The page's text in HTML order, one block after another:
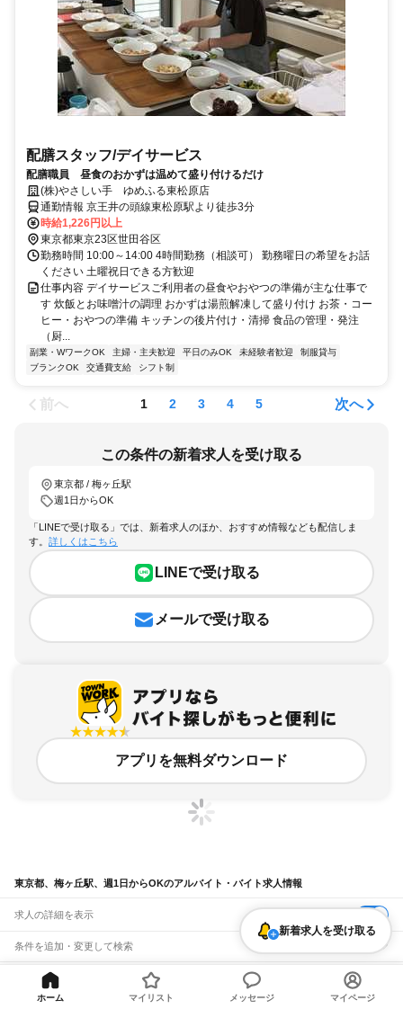
配膳スタッフ/デイサービス
配膳職員 昼食のおかずは温めて盛り付けるだけ
(株)やさしい手 ゆめふる東松原店
通勤情報 京王井の頭線東松原駅より徒歩3分
時給1,226円以上
東京都東京23区世田谷区
勤務時間 10:00～14:00 4時間勤務（相談可） 勤務曜日の希望をお話
ください 土曜祝日できる方歓迎
仕事内容 デイサービスご利用者の昼食やおやつの準備が主な仕事で
す 炊飯とお味噌汁の調理 おかずは湯煎解凍して盛り付け お茶・コー
ヒー・おやつの準備 キッチンの後片付け・清掃 食品の管理・発注
（厨...
副業・WワークOK 主婦・主夫歓迎 平日のみOK 未経験者歓迎
制服貸与
ブランクOK
交通費支給 シフト制
前へ 1 2 3 4 5 次へ
この条件の新着求人を受け取る
東京都 / 梅ヶ丘駅
週1日からOK
「LINEで受け取る」では、新着求人のほか、おすすめ情報なども配信しま
す。 詳しくはこちら
LINEで受け取る
メールで受け取る
アプリを無料ダウンロード
東京都、梅ヶ丘駅、週1日からOKのアルバイト・バイト求人情報
求人の詳細を表示
条件を追加・変更して検索
市区町村を追加・変更
東京都
関連キーワード
完全在宅ワーク 全国 シール貼り 在宅 現在地周辺ガチャガチャ
犬カフェ
新着求人を受け取る
ホーム マイリスト メッセージ マイページ